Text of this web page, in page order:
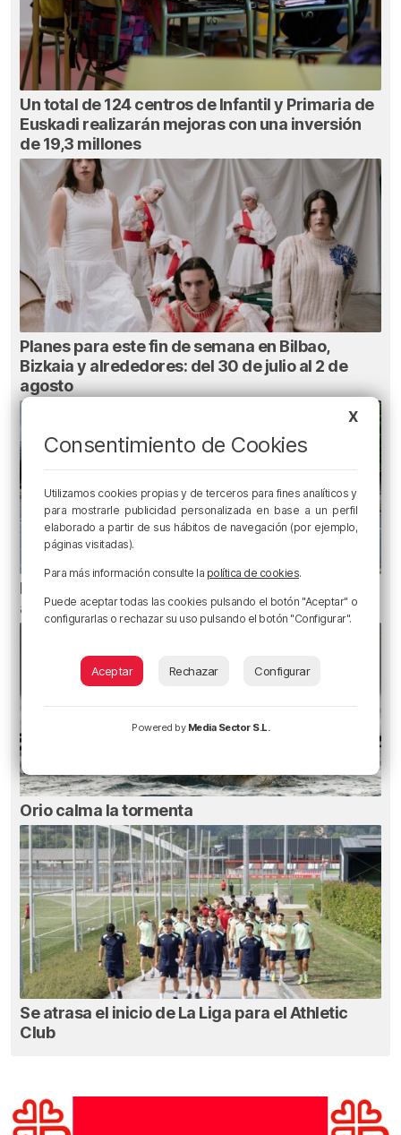
Un total de 124 centros de Infantil y Primaria de
Euskadi realizarán mejoras con una inversión
de 19,3 millones
Planes para este fin de semana en Bilbao,
Bizkaia y alrededores: del 30 de julio al 2 de
agosto
Planes para esta semana en Bilbao, Bizkaia y
alrededores: del 4 al 10 de agosto
Orio calma la tormenta
Se atrasa el inicio de La Liga para el Athletic
Club
X
Consentimiento de Cookies
Utilizamos cookies propias y de terceros para fines analíticos y
para mostrarle publicidad personalizada en base a un perfil
elaborado a partir de sus hábitos de navegación (por ejemplo,
páginas visitadas).
Para más información consulte la política de cookies.
Puede aceptar todas las cookies pulsando el botón "Aceptar" o
configurarlas o rechazar su uso pulsando el botón "Configurar".
Aceptar Rechazar Configurar
Powered by Media Sector S.L.